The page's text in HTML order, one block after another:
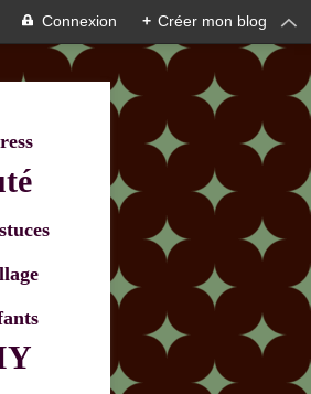
Connexion + Créer mon blog